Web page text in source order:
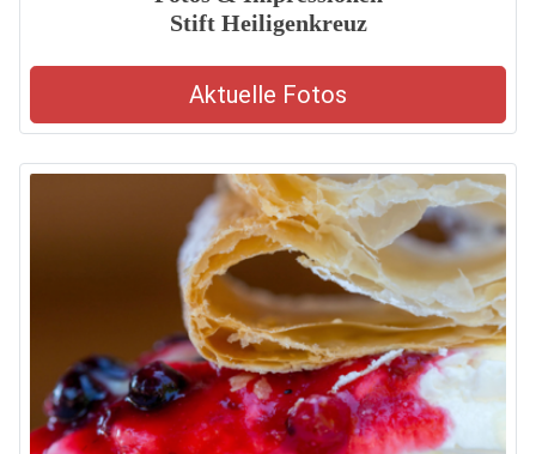
Stift Heiligenkreuz
Aktuelle Fotos